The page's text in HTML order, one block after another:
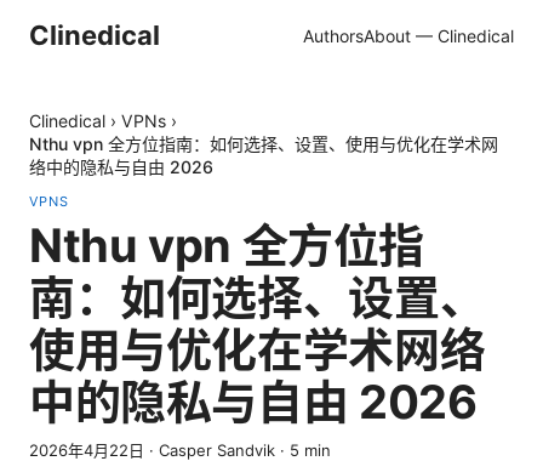
Clinedical AuthorsAbout — Clinedical
Clinedical › VPNs ›
Nthu vpn 全方位指南：如何选择、设置、使用与优化在学术网
络中的隐私与自由 2026
VPNS
Nthu vpn 全方位指
南：如何选择、设置、
使用与优化在学术网络
中的隐私与自由 2026
2026年4月22日 · Casper Sandvik · 5 min